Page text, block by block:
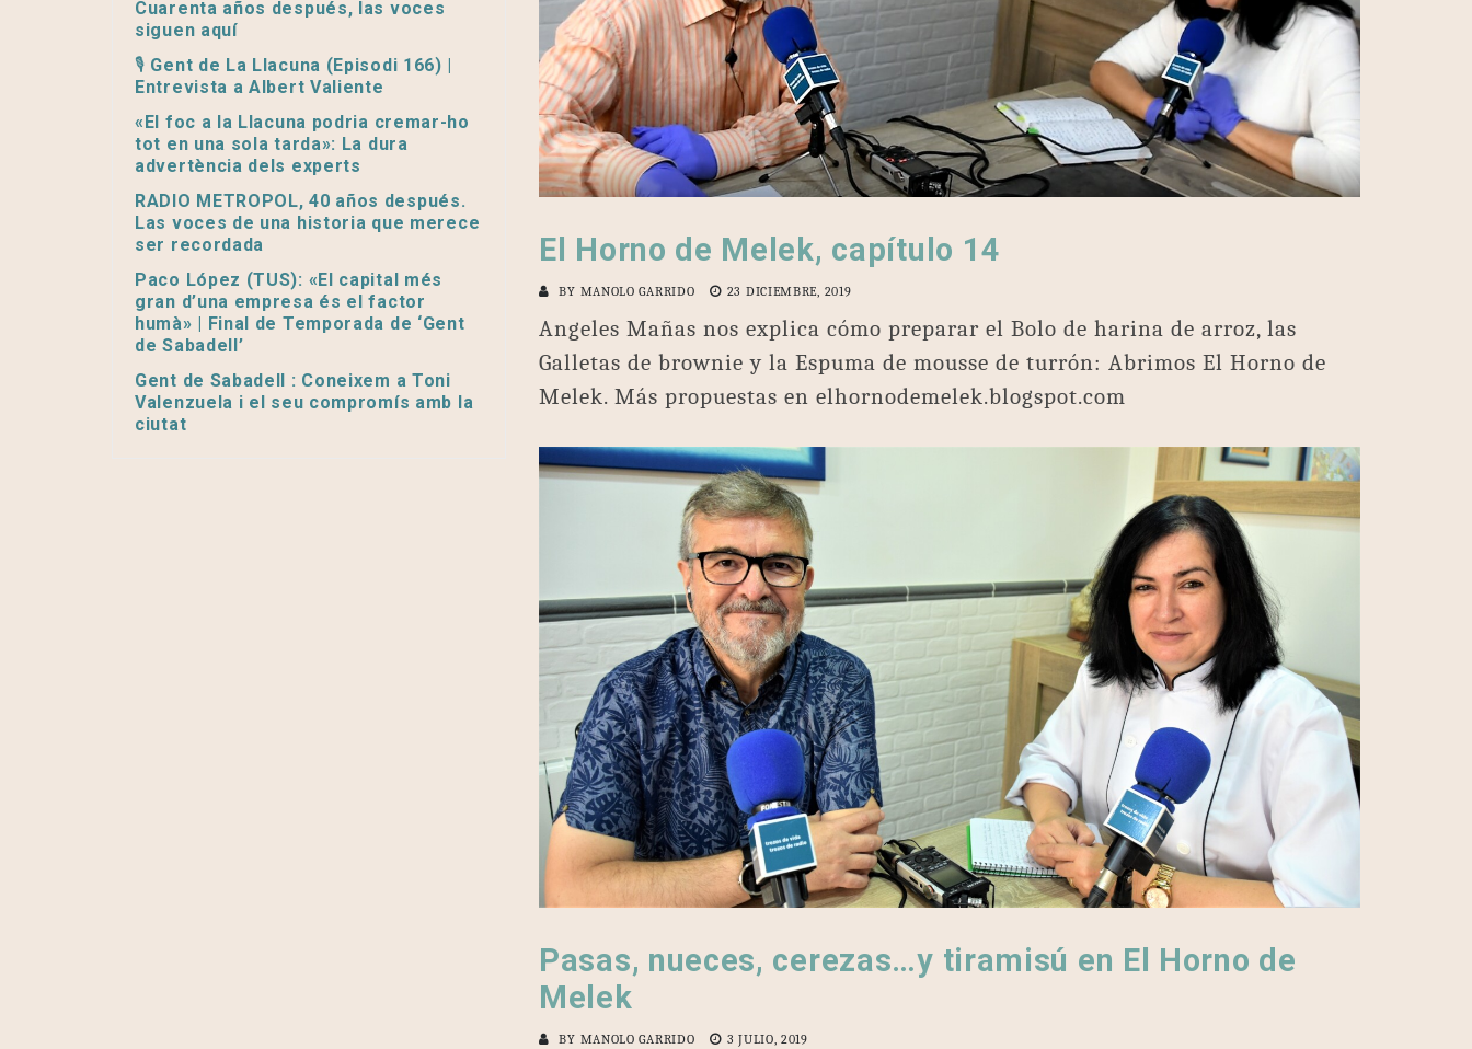
El Horno de Melek, capítulo 14
BY MANOLO GARRIDO 23 DICIEMBRE, 2019
Angeles Mañas nos explica cómo preparar el Bolo de harina de arroz, las
Galletas de brownie y la Espuma de mousse de turrón: Abrimos El Horno de
Melek. Más propuestas en elhornodemelek.blogspot.com
Pasas, nueces, cerezas…y tiramisú en El Horno de
Melek
BY MANOLO GARRIDO 3 JULIO, 2019
Cuarenta años después, las voces
siguen aquí
🎙️ Gent de La Llacuna (Episodi 166) |
Entrevista a Albert Valiente
«El foc a la Llacuna podria cremar-ho
tot en una sola tarda»: La dura
advertència dels experts
RADIO METROPOL, 40 años después.
Las voces de una historia que merece
ser recordada
Paco López (TUS): «El capital més
gran d’una empresa és el factor
humà» | Final de Temporada de ‘Gent
de Sabadell’
Gent de Sabadell : Coneixem a Toni
Valenzuela i el seu compromís amb la
ciutat